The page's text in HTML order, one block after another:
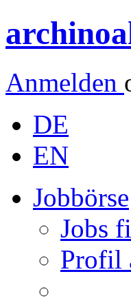
Anmelden
DE
EN
Jobbörse
Jobs
Profil